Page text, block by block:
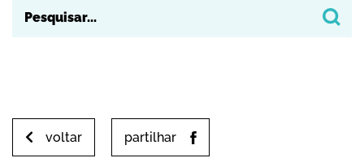
voltar partilhar